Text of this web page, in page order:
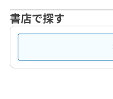
書店で探す